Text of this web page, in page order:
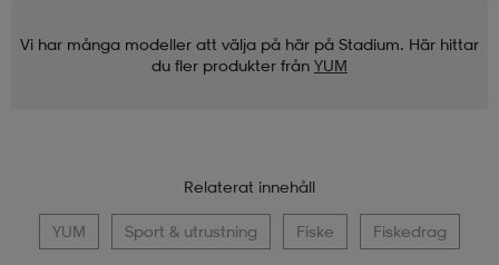
Vi har många modeller att välja på här på Stadium. Här hittar
du fler produkter från YUM
Relaterat innehåll
YUM Sport & utrustning Fiske Fiskedrag